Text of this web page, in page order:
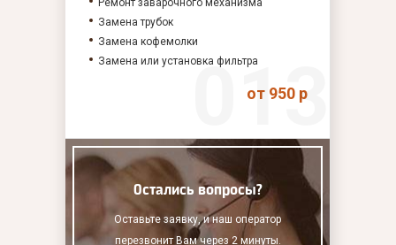
Ремонт заварочного механизма
Замена трубок
Замена кофемолки
Замена или установка фильтра
от 950 р
Остались вопросы?
Оставьте заявку, и наш оператор
перезвонит Вам через 2 минуты.